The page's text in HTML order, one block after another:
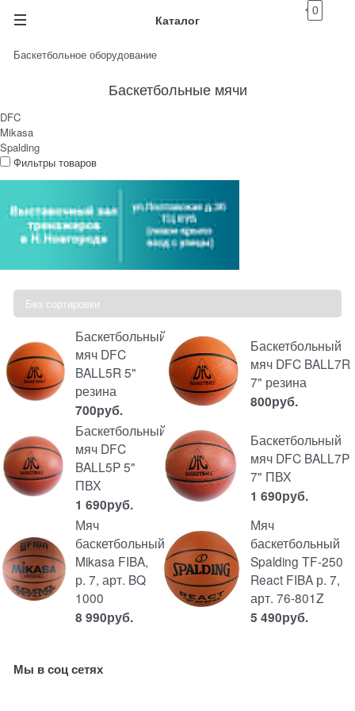
Каталог
0
Баскетбольное оборудование
Баскетбольные мячи
DFC
Mikasa
Spalding
Фильтры товаров
Баскетбольный
мяч DFC
BALL5R 5"
резина
700руб.
Баскетбольный
мяч DFC BALL7R
7" резина
800руб.
Баскетбольный
мяч DFC
BALL5P 5"
ПВХ
1 690руб.
Баскетбольный
мяч DFC BALL7P
7" ПВХ
1 690руб.
Мяч
баскетбольный
Mikasa FIBA,
р. 7, арт. BQ
1000
8 990руб.
Мяч
баскетбольный
Spalding TF-250
React FIBA р. 7,
арт. 76-801Z
5 490руб.
Мы в соц сетях